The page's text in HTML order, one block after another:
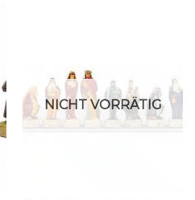
NICHT VORRÄTIG